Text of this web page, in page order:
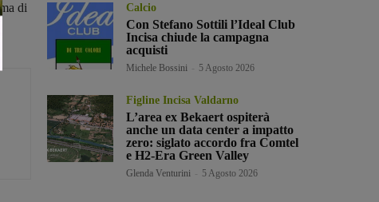
di
Calcio
Con Stefano Sottili l’Ideal Club
Incisa chiude la campagna
acquisti
Michele Bossini 5 Agosto 2026
Figline Incisa Valdarno
L’area ex Bekaert ospiterà
anche un data center a impatto
zero: siglato accordo fra Comtel
e H2-Era Green Valley
Glenda Venturini 5 Agosto 2026